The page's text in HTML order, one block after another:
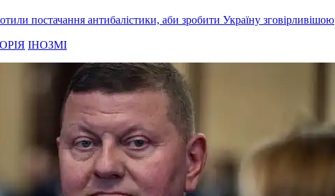
постачання антибалістики, аби зробити Україну зговірливішою
ІНОЗМІ